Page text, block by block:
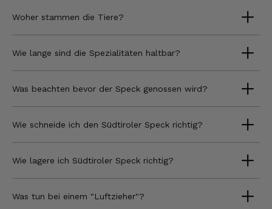
Woher stammen die Tiere?
Wie lange sind die Spezialitäten haltbar?
Was beachten bevor der Speck genossen wird?
Wie schneide ich den Südtiroler Speck richtig?
Wie lagere ich Südtiroler Speck richtig?
Was tun bei einem "Luftzieher"?